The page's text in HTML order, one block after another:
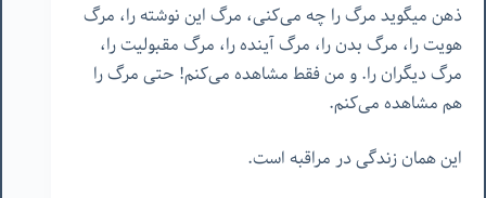
ذهن میگوید مرگ را چه می‌کنی، مرگ این نوشته را، مرگ
هویت را، مرگ بدن را، مرگ آینده را، مرگ مقبولیت را،
مرگ دیگران را. و من فقط مشاهده می‌کنم! حتی مرگ را
هم مشاهده می‌کنم.
این همان زندگی در مراقبه است.